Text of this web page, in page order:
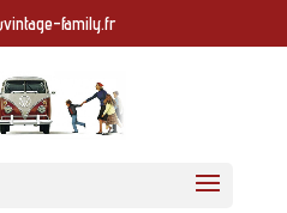
family.fr